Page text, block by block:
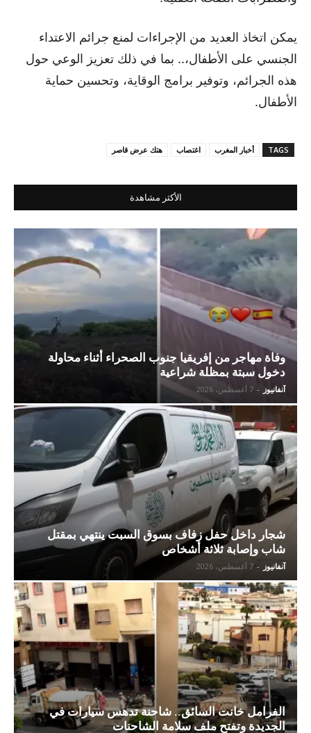
يمكن اتخاذ العديد من الإجراءات لمنع جرائم الاعتداء
الجنسي على الأطفال،.. بما في ذلك تعزيز الوعي حول
هذه الجرائم، وتوفير برامج الوقاية، وتحسين حماية
الأطفال.
TAGS أخبار المغرب اغتصاب هتك عرض قاصر
الأكثر مشاهدة
وفاة مهاجر من إفريقيا جنوب الصحراء أثناء محاولة
دخول سبتة بمظلة شراعية
آنفانيوز - 7 أغسطس، 2026
شجار داخل حفل زفاف بسوق السبت ينتهي بمقتل
شاب وإصابة ثلاثة أشخاص
آنفانيوز - 7 أغسطس، 2026
الفرامل خانت السائق.. شاحنة تدهس سيارات في
الجديدة وتفتح ملف سلامة الشاحنات